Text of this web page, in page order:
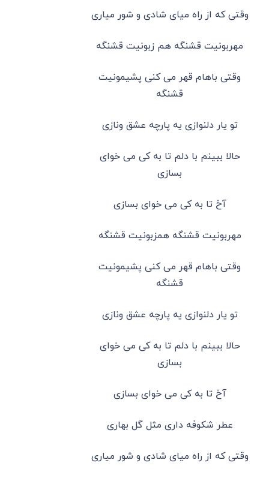
وقتی که از راه میای شادی و شور میاری
مهربونیت قشنگه هم زبونیت قشنگه
وقتی باهام قهر می کنی پشیمونیت
قشنگه
تو یار دلنوازی یه پارچه عشق ونازی
حالا ببینم با دلم تا به کی می خوای
بسازی
آخ تا به کی می خوای بسازی
مهربونیت قشنگه همزبونیت قشنگه
وقتی باهام قهر می کنی پشیمونیت
قشنگه
تو یار دلنوازی یه پارچه عشق ونازی
حالا ببینم با دلم تا به کی می خوای
بسازی
آخ تا به کی می خوای بسازی
عطر شکوفه داری مثل گل بهاری
وقتی که از راه میای شادی و شور میاری